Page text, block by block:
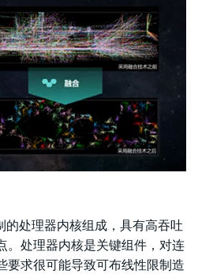
的处理器内核组成，具有高吞吐
。处理器内核是关键组件，对连
要求很可能导致可布线性限制造